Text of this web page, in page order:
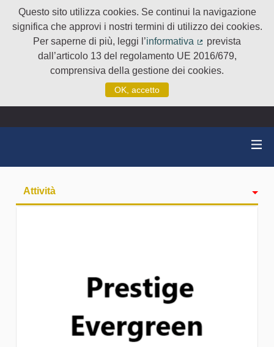
Questo sito utilizza cookies. Se continui la navigazione
significa che approvi i nostri termini di utilizzo dei cookies.
Per saperne di più, leggi l’informativa
(Collegamento
prevista
dall’articolo 13 del regolamento UE 2016/679,
comprensiva della gestione dei cookies.
OK, accetto
Attività